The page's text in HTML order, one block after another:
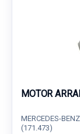
MOTOR
MERCEDES-
(171.473)